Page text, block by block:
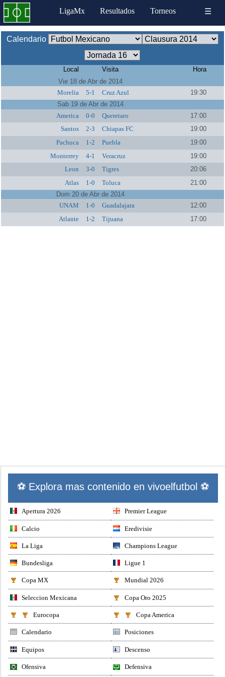
LigaMx Resultados Torneos ☰
Calendario
Local Visita
Hora
Vie 18 de Abr de 2014
Morelia
5-1 Cruz Azul
19:30
Sab 19 de Abr de 2014
America
0-0 Queretaro
17:00
Santos
2-3 Chiapas FC
19:00
Pachuca
1-2 Puebla
19:00
Monterrey
4-1 Veracruz
19:00
Leon
3-0 Tigres
20:06
Atlas
1-0 Toluca
21:00
Dom 20 de Abr de 2014
UNAM
1-0 Guadalajara
12:00
Atlante
1-2 Tijuana 17:00
⚽ Explora mas contenido en vivoelfutbol ⚽
Apertura 2026 Premier League
Calcio Eredivisie
La Liga Champions League
Bundesliga Ligue 1
Copa MX Mundial 2026
Seleccion Mexicana Copa Oro 2025
Eurocopa Copa America
Calendario Posiciones
Equipos Descenso
Ofensiva Defensiva